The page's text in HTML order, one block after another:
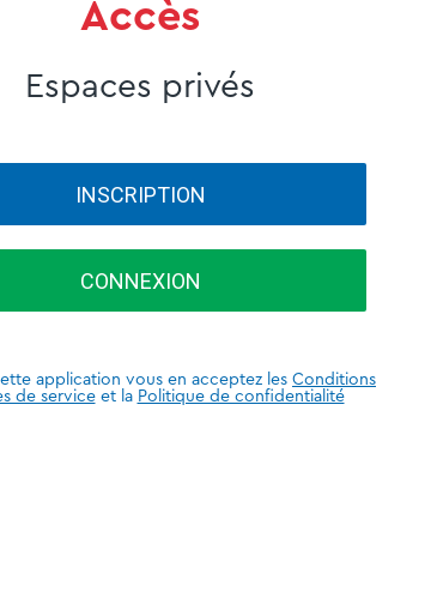
Accès
Espaces privés
INSCRIPTION
CONNEXION
application vous en acceptez les Conditions
de serviceet la Politique de confidentialité